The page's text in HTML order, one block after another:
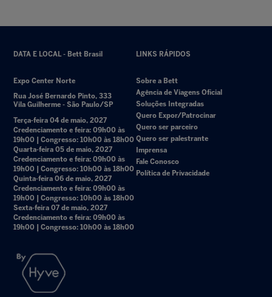
DATA E LOCAL - Bett Brasil
Expo Center Norte
Rua José Bernardo Pinto, 333
Vila Guilherme - São Paulo/SP
Terça-feira 04 de maio, 2027
Credenciamento e feira: 09h00 às
19h00 | Congresso: 10h00 às 18h00
Quarta-feira 05 de maio, 2027
Credenciamento e feira: 09h00 às
19h00 | Congresso: 10h00 às 18h00
Quinta-feira 06 de maio, 2027
Credenciamento e feira: 09h00 às
19h00 | Congresso: 10h00 às 18h00
Sexta-feira 07 de maio, 2027
Credenciamento e feira: 09h00 às
19h00 | Congresso: 10h00 às 18h00
LINKS RÁPIDOS
Sobre a Bett
Agência de Viagens Oficial
Soluções Integradas
Quero Expor/Patrocinar
Quero ser parceiro
Quero ser palestrante
Imprensa
Fale Conosco
Política de Privacidade